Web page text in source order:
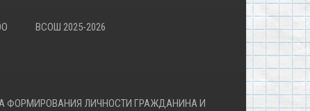
ВСОШ 2025-2026
ФОРМИРОВАНИЯ ЛИЧНОСТИ ГРАЖДАНИНА И